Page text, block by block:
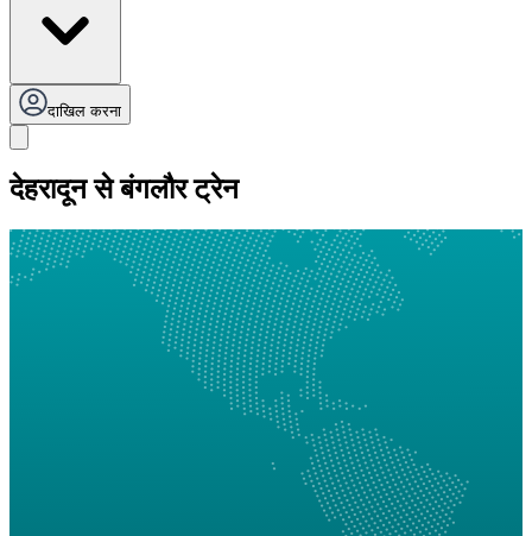
दाखिल करना
देहरादून से बंगलौर ट्रेन